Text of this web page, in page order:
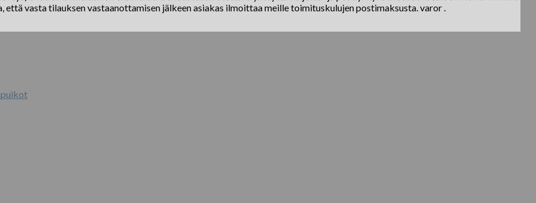
vasta tilauksen vastaanottamisen jälkeen asiakas ilmoittaa meille toimituskulujen postimaksusta. varor .